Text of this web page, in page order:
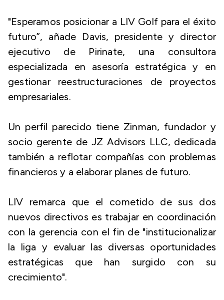
"Esperamos posicionar a LIV Golf para el éxito
futuro”, añade Davis, presidente y director
ejecutivo de Pirinate, una consultora
especializada en asesoría estratégica y en
gestionar reestructuraciones de proyectos
empresariales.
Un perfil parecido tiene Zinman, fundador y
socio gerente de JZ Advisors LLC, dedicada
también a reflotar compañías con problemas
financieros y a elaborar planes de futuro.
LIV remarca que el cometido de sus dos
nuevos directivos es trabajar en coordinación
con la gerencia con el fin de "institucionalizar
la liga y evaluar las diversas oportunidades
estratégicas que han surgido con su
crecimiento".